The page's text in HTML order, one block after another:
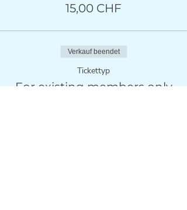
15,00 CHF
Verkauf beendet
Tickettyp
For existing members only